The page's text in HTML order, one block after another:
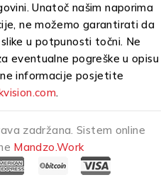
Unatoč našim naporima
ne možemo garantirati da
u potpunosti točni. Ne
eventualne pogreške u opisu
informacije posjetite
.
zadržana. Sistem online
Mandzo.Work